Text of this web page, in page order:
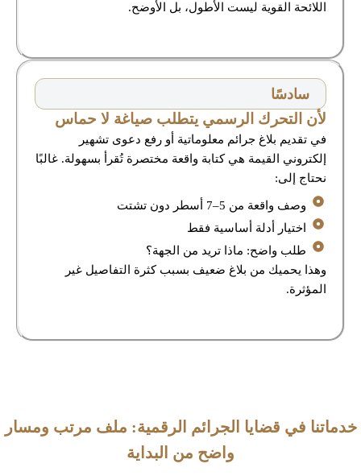
اللائحة القوية ليست الأطول، بل الأوضح.
سادسًا
لأن التحرك الرسمي يتطلب صياغة لا حماس
في تقديم بلاغ جرائم معلوماتية أو رفع دعوى تشهير
إلكتروني القيمة هي كتابة واقعة مختصرة تُقرأ بسهولة. غالبًا
نحتاج إلى:
وصف واقعة من 5–7 أسطر دون تشتت
اختيار أدلة أساسية فقط
طلب واضح: ماذا تريد من الجهة؟
وهذا يحميك من بلاغ ضعيف بسبب كثرة التفاصيل غير
المؤثرة.
خدماتنا في قضايا الجرائم الرقمية: ملف مرتب ومسار
واضح من البداية